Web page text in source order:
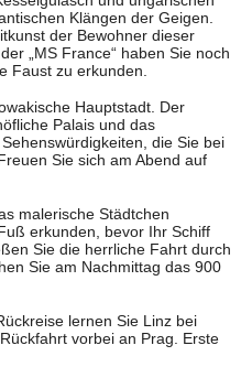
Klängen der Geigen.
der Bewohner dieser
„MS France“ haben Sie noch
Faust zu erkunden.
Hauptstadt. Der
Palais und das
die Sie bei
Sie sich am Abend auf
malerische Städtchen
erkunden, bevor Ihr Schiff
Sie die herrliche Fahrt durch
Sie am Nachmittag das 900
lernen Sie Linz bei
vorbei an Prag. Erste